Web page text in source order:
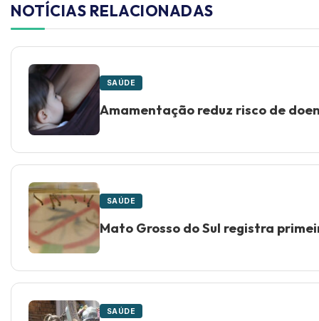
NOTÍCIAS RELACIONADAS
SAÚDE
Amamentação reduz risco de
SAÚDE
Mato Grosso do Sul registra
SAÚDE